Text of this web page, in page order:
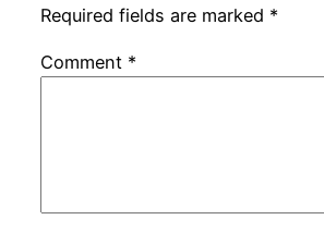
Required fields are marked *
Comment *